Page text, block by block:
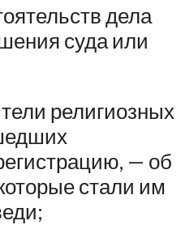
дела
суда или
религиозных
— об
стали им